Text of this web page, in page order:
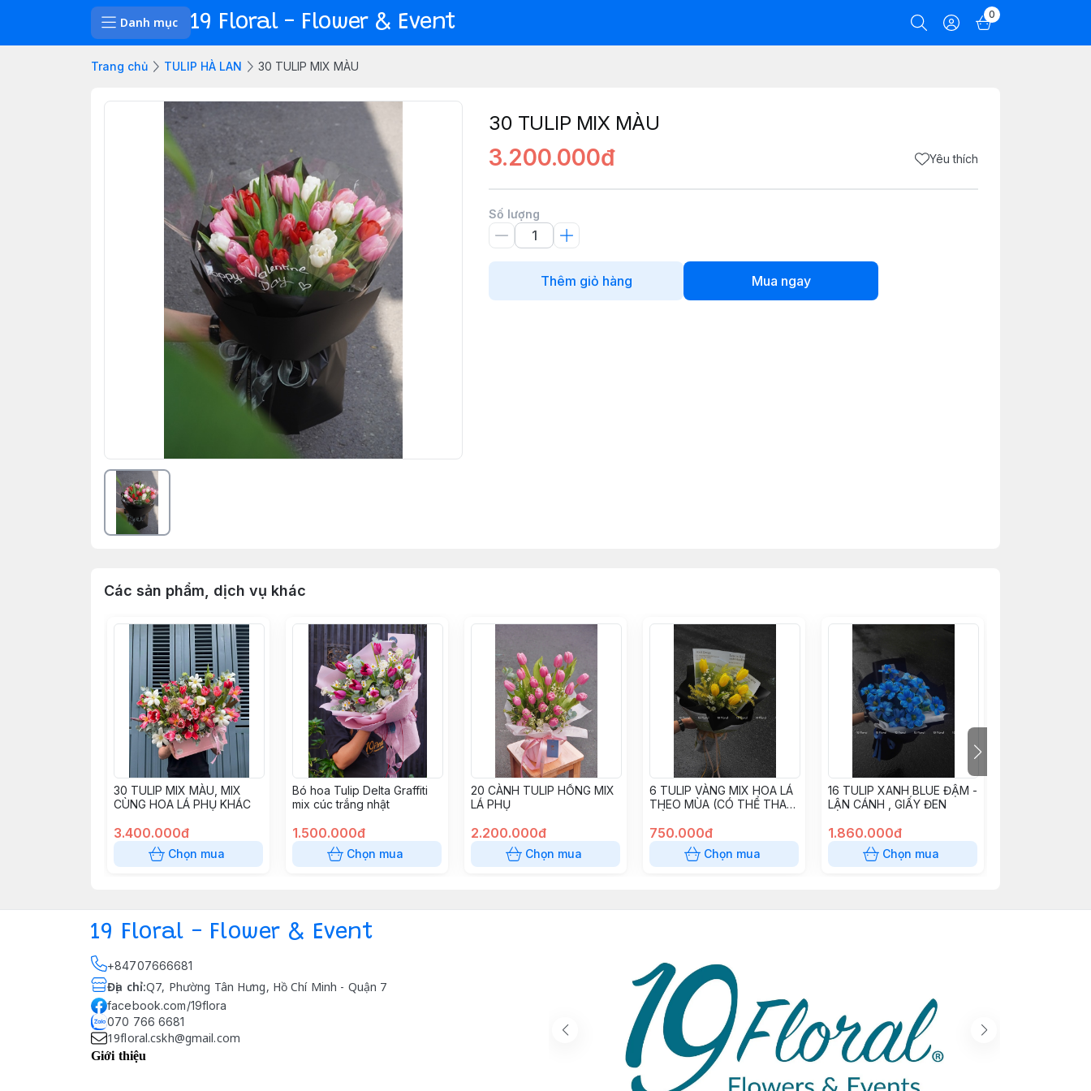
Danh mục 19 Floral - Flower & Event 0
Trang chủ TULIP HÀ LAN 30 TULIP MIX MÀU
30 TULIP MIX MÀU
3.200.000đ Yêu thích
Số lượng
Thêm giỏ hàng Mua ngay
Các sản phẩm, dịch vụ khác
30 TULIP MIX MÀU, MIX
CÙNG HOA LÁ PHỤ KHÁC
3.400.000đ
Chọn mua
Bó hoa Tulip Delta Graffiti
mix cúc trắng nhật
1.500.000đ
Chọn mua
20 CÀNH TULIP HỒNG MIX
LÁ PHỤ
2.200.000đ
Chọn mua
6 TULIP VÀNG MIX HOA LÁ
THEO MÙA (CÓ THỂ THAY
750.000đ
Chọn mua
16 TULIP XANH BLUE ĐẬM -
LẬN CÁNH , GIẤY ĐEN
1.860.000đ
Chọn mua
19 Floral - Flower & Event
+84707666681
Địa chỉ:Q7, Phường Tân Hưng, Hồ Chí Minh - Quận 7
facebook.com/19flora
070 766 6681
19floral.cskh@gmail.com
Giới thiệu